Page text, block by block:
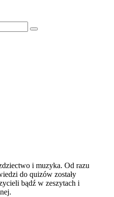
i muzyka. Od razu
do quizów zostały
bądź w zeszytach i